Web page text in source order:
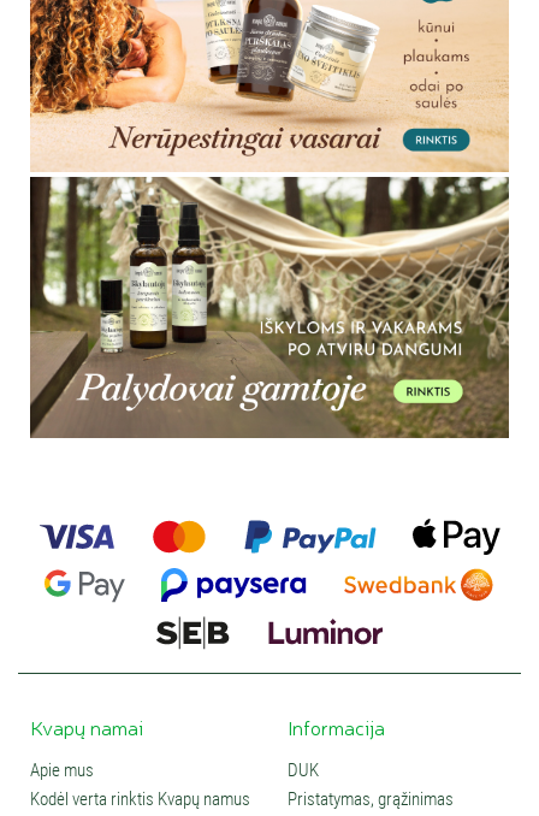
Kvapų namai
Apie mus
Kodėl verta rinktis Kvapų namus
Informacija
DUK
Pristatymas, grąžinimas